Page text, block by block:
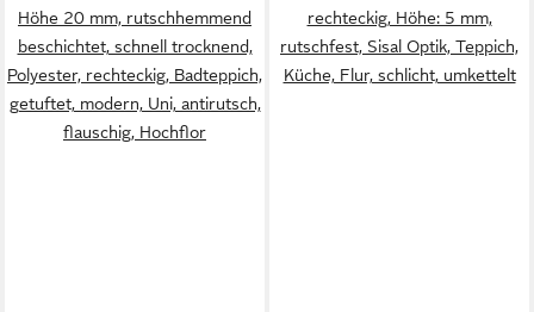
Höhe 20 mm, rutschhemmend
beschichtet, schnell trocknend,
Polyester, rechteckig, Badteppich,
getuftet, modern, Uni, antirutsch,
flauschig, Hochflor
rechteckig, Höhe: 5 mm,
rutschfest, Sisal Optik, Teppich,
Küche, Flur, schlicht, umkettelt